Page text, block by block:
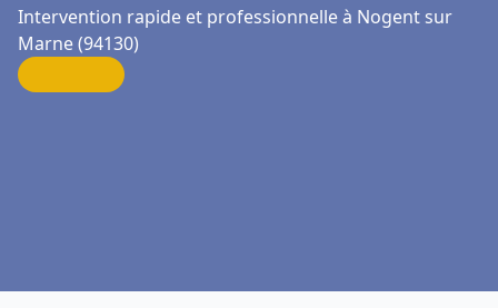
Intervention rapide et professionnelle à Nogent sur
Marne (94130)